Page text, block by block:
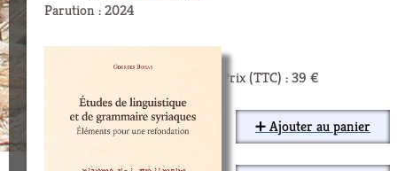
Parution : 2024
Prix (TTC) : 39 €
➕ Ajouter au panier